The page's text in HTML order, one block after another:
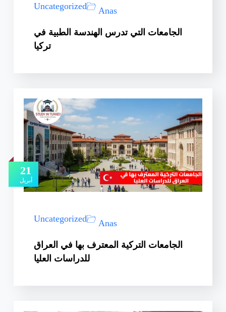
Anas
Uncategorized
الجامعات التي تدرس الهندسة الطبية في
تركيا
21
أبريل
Anas
Uncategorized
الجامعات التركية المعترف بها في العراق
للدراسات العليا